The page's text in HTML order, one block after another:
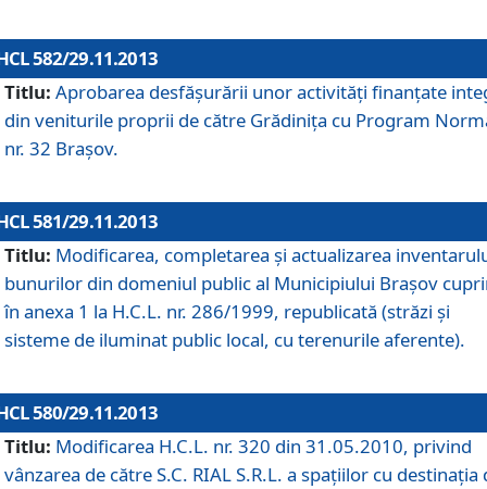
582/29.11.2013
Titlu: Aprobarea desfăşurării unor activităţi finanţate
din veniturile proprii de către Grădiniţa cu Program
nr. 32 Braşov.
581/29.11.2013
Titlu: Modificarea, completarea şi actualizarea
bunurilor din domeniul public al Municipiului Braşov
în anexa 1 la H.C.L. nr. 286/1999, republicată (străzi şi
sisteme de iluminat public local, cu terenurile aferente).
580/29.11.2013
Titlu: Modificarea H.C.L. nr. 320 din 31.05.2010, privind
vânzarea de către S.C. RIAL S.R.L. a spaţiilor cu destinaţia